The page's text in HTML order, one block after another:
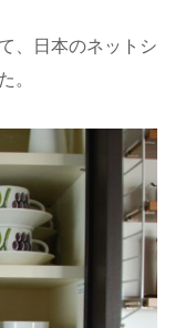
、日本のネットシ
。